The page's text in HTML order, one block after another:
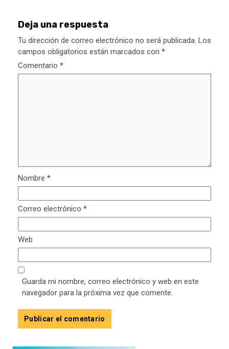
Deja una respuesta
Tu dirección de correo electrónico no será publicada. Los
campos obligatorios están marcados con *
Comentario *
Nombre *
Correo electrónico *
Web
Guarda mi nombre, correo electrónico y web en este
navegador para la próxima vez que comente.